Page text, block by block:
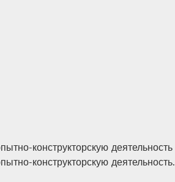
конструкторскую деятельность
конструкторскую деятельность.